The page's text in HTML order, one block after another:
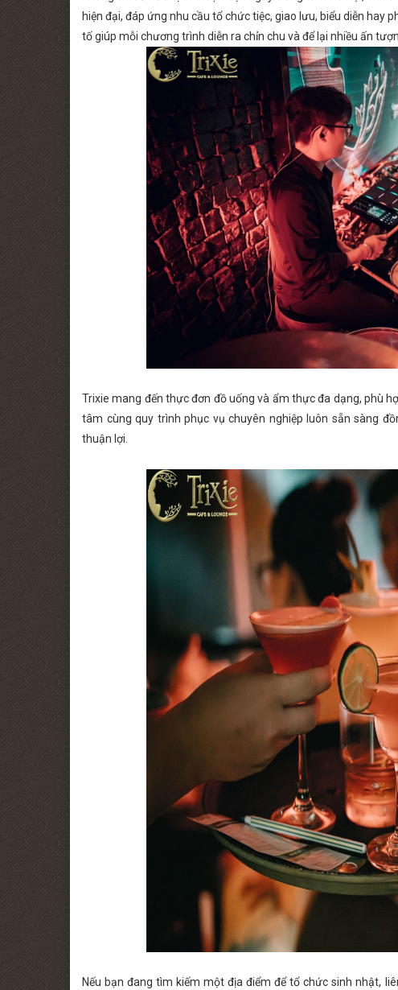
hiện đại, đáp ứng nhu cầu tổ chức tiệc, giao lưu, biểu diễn hay
tố giúp mỗi chương trình diễn ra chỉn chu và để lại nhiều ấn
Trixie mang đến thực đơn đồ uống và ẩm thực đa dạng, phù
tâm cùng quy trình phục vụ chuyên nghiệp luôn sẵn sàng
thuận lợi.
Nếu bạn đang tìm kiếm một địa điểm để tổ chức sinh nhật,